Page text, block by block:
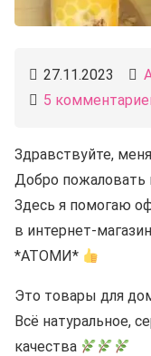
27.11.2023
5
Здравствуйте,
Добро пожаловать
Здесь я помогаю
в интернет-
*АТОМИ*
Это товары для
Всё натуральное,
качества